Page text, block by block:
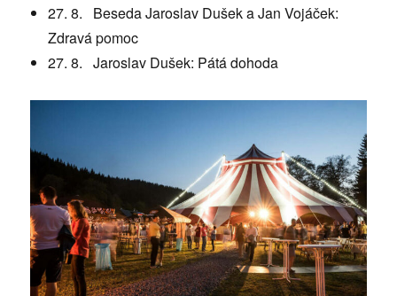
27. 8. Beseda Jaroslav Dušek a Jan Vojáček:
Zdravá pomoc
27. 8. Jaroslav Dušek: Pátá dohoda